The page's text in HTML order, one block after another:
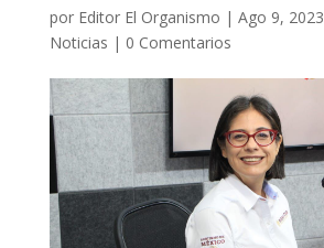
por Editor El Organismo | Ago 9, 2023
Noticias | 0 Comentarios